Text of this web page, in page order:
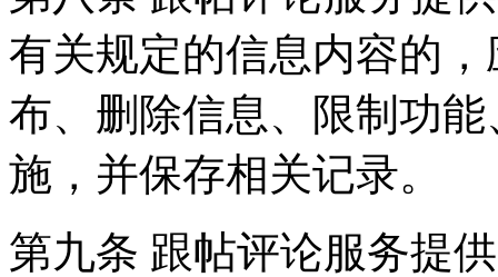
有关规定的信息内容的
布、删除信息、限制功
施，并保存相关记录。
第九条 跟帖评论服务提